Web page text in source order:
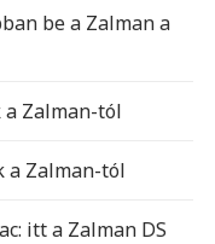
be a Zalman a
a Zalman-tól
a Zalman-tól
itt a Zalman DS